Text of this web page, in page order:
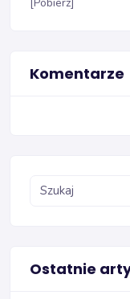
Komentarze
Ostatnie